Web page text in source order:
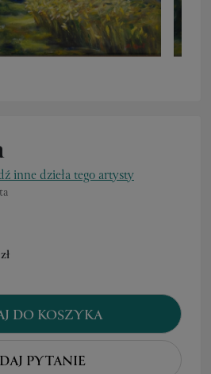
inne dzieła tego artysty
DO KOSZYKA
PYTANIE